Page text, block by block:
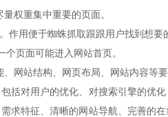
权重集中重要的页面。
用便于蜘蛛抓取跟跟用户找到想要
页面可能进入网站首页。
网站结构、网页布局、网站内容等
对用户的优化、对搜索引擎的优
特征、清晰的网站导航、完善的